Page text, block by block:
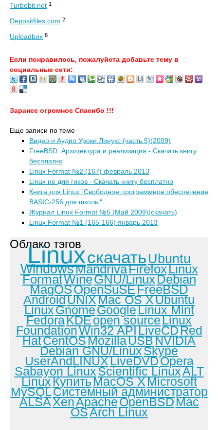
Turbobit.net 1
Depositfiles.com 2
Uploadbox 8
Если понравилось, пожалуйста добавьте тему в
социальные сети:
Заранее огромное Спасибо !!!
Еще записи по теме
Видео и Аудио Уроки Линукс (часть 5)(2009)
FreeBSD. Архитектура и реализация - Скачать книгу
бесплатно
Linux Format №2 (167) февраль 2013
Linux не для гиков - Скачать книгу бесплатно
Книга для Linux "Свободное программное обеспечение
BASIC-256 для школы"
Журнал Linux Format №5 (Май 2009)(скачать)
Linux Format №1 (165-166) январь 2013
Облако тэгов
Linuxскачать Ubuntu
WindowsMandrivaFirefoxLinux
FormatWineGNU/LinuxDebian
MagOSOpenSuSEFreeBSD
AndroidUNIXMac OS XUbuntu
LinuxGnomeGoogleLinux Mint
FedoraKDEopen sourceLinux
FoundationWin32 APILiveCDRed
HatCentOSMozillaUSBNVIDIA
Debian GNU/LinuxSkype
UserAndLINUXLiveDVDOpera
Sabayon LinuxScientific LinuxALT
LinuxКупитьMacOS XMicrosoft
MySQLСистемный администратор
ALSAXenApacheOpenBSDMac
OSArch Linux